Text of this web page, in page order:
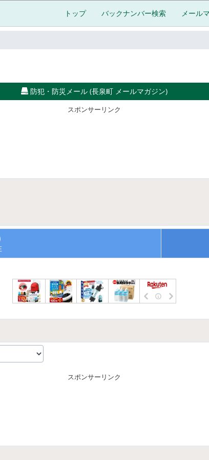
トップ バックナンバー検索 メール
防犯・防災メール (長泉町 メールマガジン)
スポンサーリンク
スポンサーリンク